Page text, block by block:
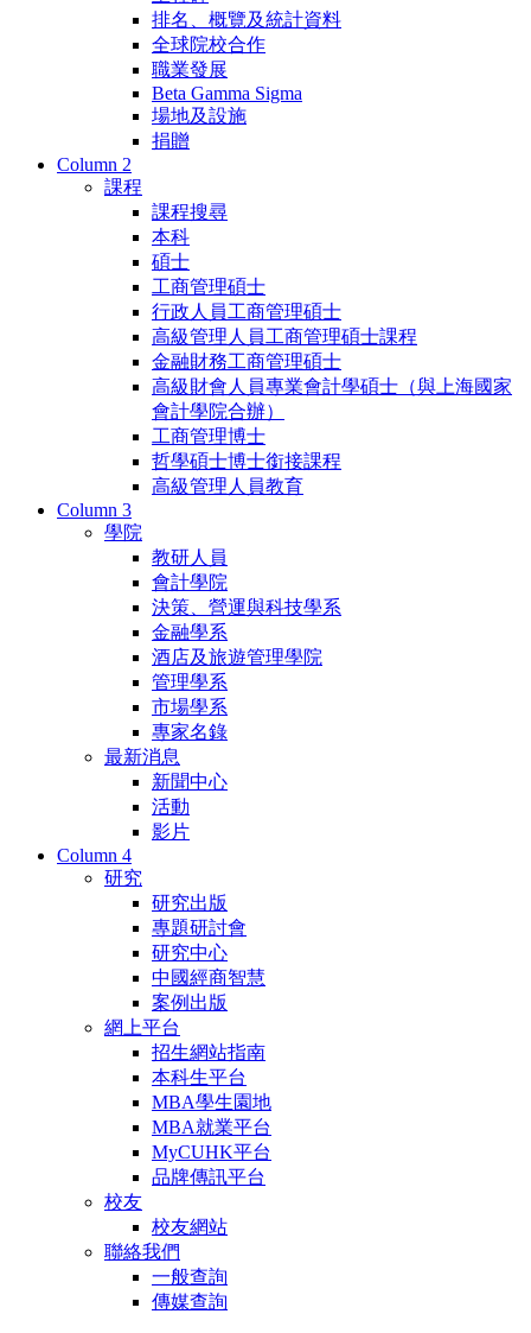
排名、概覽及統計資料
全球院校合作
職業發展
Beta Gamma Sigma
場地及設施
捐贈
Column 2
課程
課程搜尋
本科
碩士
工商管理碩士
行政人員工商管理碩士
高級管理人員工商管理碩士課程
金融財務工商管理碩士
高級財會人員專業會計學碩士（與上海國家
會計學院合辦）
工商管理博士
哲學碩士博士銜接課程
高級管理人員教育
Column 3
學院
教研人員
會計學院
決策、營運與科技學系
金融學系
酒店及旅遊管理學院
管理學系
市場學系
專家名錄
最新消息
新聞中心
活動
影片
Column 4
研究
研究出版
專題研討會
研究中心
中國經商智慧
案例出版
網上平台
招生網站指南
本科生平台
MBA學生園地
MBA就業平台
MyCUHK平台
品牌傳訊平台
校友
校友網站
聯絡我們
一般查詢
傳媒查詢